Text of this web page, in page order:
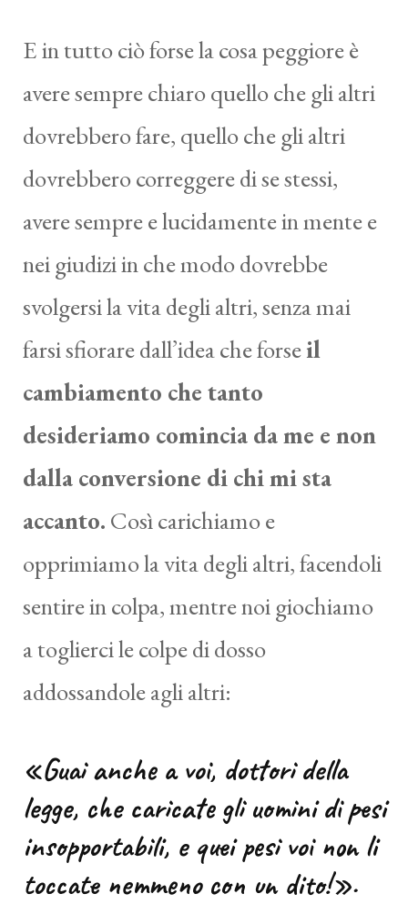
E in tutto ciò forse la cosa peggiore è
avere sempre chiaro quello che gli altri
dovrebbero fare, quello che gli altri
dovrebbero correggere di se stessi,
avere sempre e lucidamente in mente e
nei giudizi in che modo dovrebbe
svolgersi la vita degli altri, senza mai
farsi sfiorare dall’idea che forseil
cambiamento che tanto
desideriamo comincia da me e non
dalla conversione di chi mi sta
accanto. Così carichiamo e
opprimiamo la vita degli altri, facendoli
sentire in colpa, mentre noi giochiamo
a toglierci le colpe di dosso
addossandole agli altri:
«Guai anche a voi, dottori della
legge, che caricate gli uomini di pesi
insopportabili, e quei pesi voi non li
toccate nemmeno con un dito!».